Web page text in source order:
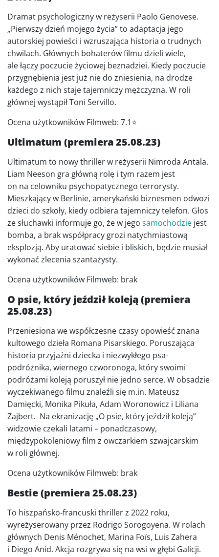
Dramat psychologiczny w reżyserii Paolo Genovese.
„Pierwszy dzień mojego życia” to adaptacja jego
autorskiej powieści i wzruszająca historia o trudnych
chwilach. Głównych bohaterów filmu dzieli wiele,
ale łączy poczucie życiowej beznadziei. Kiedy poczucie
przygnębienia jest już nie do zniesienia, na drodze
każdego z nich staje tajemniczy mężczyzna. W roli
głównej wystąpił Toni Servillo.
Ocena użytkowników Filmweb: 7.1⭐
Ultimatum (premiera 25.08.23)
Ultimatum to nowy thriller w reżyserii Nimroda Antala.
Liam Neeson gra główną rolę i tym razem jest
on na celowniku psychopatycznego terrorysty.
Mieszkający w Berlinie, amerykański biznesmen odwozi
dzieci do szkoły, kiedy odbiera tajemniczy telefon. Głos
ze słuchawki informuje go, że w jego samochodzie jest
bomba, a brak współpracy grozi natychmiastową
eksplozją. Aby uratować siebie i bliskich, będzie musiał
wykonać zlecenia szantażysty.
Ocena użytkowników Filmweb: brak
O psie, który jeździł koleją (premiera
25.08.23)
Przeniesiona we współczesne czasy opowieść znana
kultowego dzieła Romana Pisarskiego. Poruszająca
historia przyjaźni dziecka i niezwykłego psa-
podróżnika, wiernego czworonoga, który swoimi
podróżami koleją poruszył nie jedno serce. W obsadzie
wyczekiwanego filmu znaleźli się m.in. Mateusz
Damięcki, Monika Pikuła, Adam Woronowicz i Liliana
Zajbert. Na ekranizację „O psie, który jeździł koleją”
widzowie czekali latami – ponadczasowy,
międzypokoleniowy film z owczarkiem szwajcarskim
w roli głównej.
Ocena użytkowników Filmweb: brak
Bestie (premiera 25.08.23)
To hiszpańsko-francuski thriller z 2022 roku,
wyreżyserowany przez Rodrigo Sorogoyena. W rolach
głównych Denis Ménochet, Marina Foïs, Luis Zahera
i Diego Anid. Akcja rozgrywa się na wsi w głębi Galicji.